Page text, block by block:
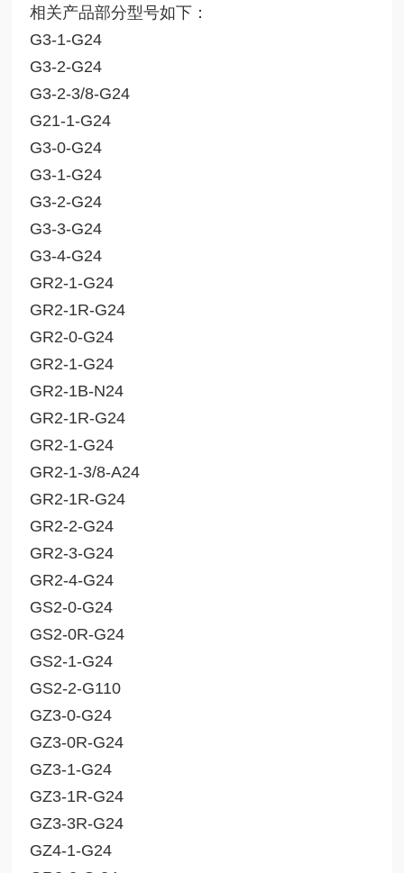
相关产品部分型号如下：
G3-1-G24
G3-2-G24
G3-2-3/8-G24
G21-1-G24
G3-0-G24
G3-1-G24
G3-2-G24
G3-3-G24
G3-4-G24
GR2-1-G24
GR2-1R-G24
GR2-0-G24
GR2-1-G24
GR2-1B-N24
GR2-1R-G24
GR2-1-G24
GR2-1-3/8-A24
GR2-1R-G24
GR2-2-G24
GR2-3-G24
GR2-4-G24
GS2-0-G24
GS2-0R-G24
GS2-1-G24
GS2-2-G110
GZ3-0-G24
GZ3-0R-G24
GZ3-1-G24
GZ3-1R-G24
GZ3-3R-G24
GZ4-1-G24